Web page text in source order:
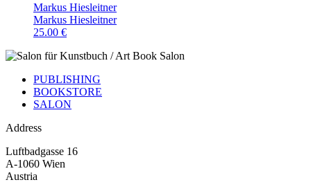
Markus Hiesleitner
Markus Hiesleitner
25.00 €
PUBLISHING
BOOKSTORE
SALON
Address
Luftbadgasse 16
A-1060 Wien
Austria